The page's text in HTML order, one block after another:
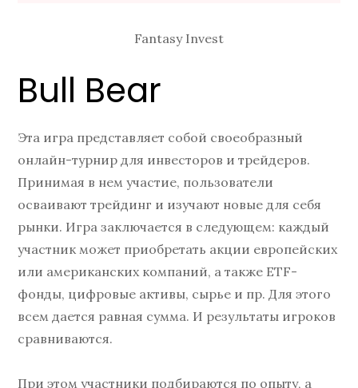
Fantasy Invest
Bull Bear
Эта игра представляет собой своеобразный
онлайн-турнир для инвесторов и трейдеров.
Принимая в нем участие, пользователи
осваивают трейдинг и изучают новые для себя
рынки. Игра заключается в следующем: каждый
участник может приобретать акции европейских
или американских компаний, а также ETF-
фонды, цифровые активы, сырье и пр. Для этого
всем дается равная сумма. И результаты игроков
сравниваются.
При этом участники подбираются по опыту, а